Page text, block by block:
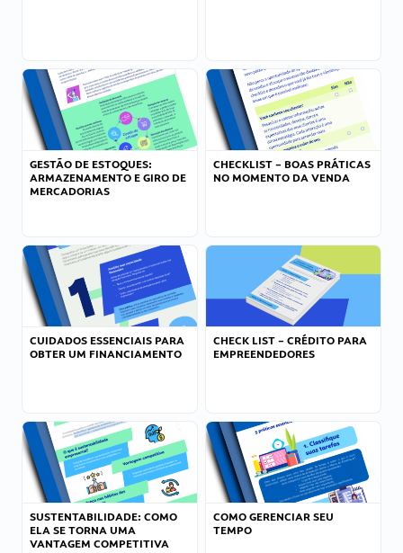
GESTÃO DE ESTOQUES:
ARMAZENAMENTO E GIRO DE
MERCADORIAS
CHECKLIST – BOAS PRÁTICAS
NO MOMENTO DA VENDA
CUIDADOS ESSENCIAIS PARA
OBTER UM FINANCIAMENTO
CHECK LIST – CRÉDITO PARA
EMPREENDEDORES
SUSTENTABILIDADE: COMO
ELA SE TORNA UMA
VANTAGEM COMPETITIVA
COMO GERENCIAR SEU
TEMPO